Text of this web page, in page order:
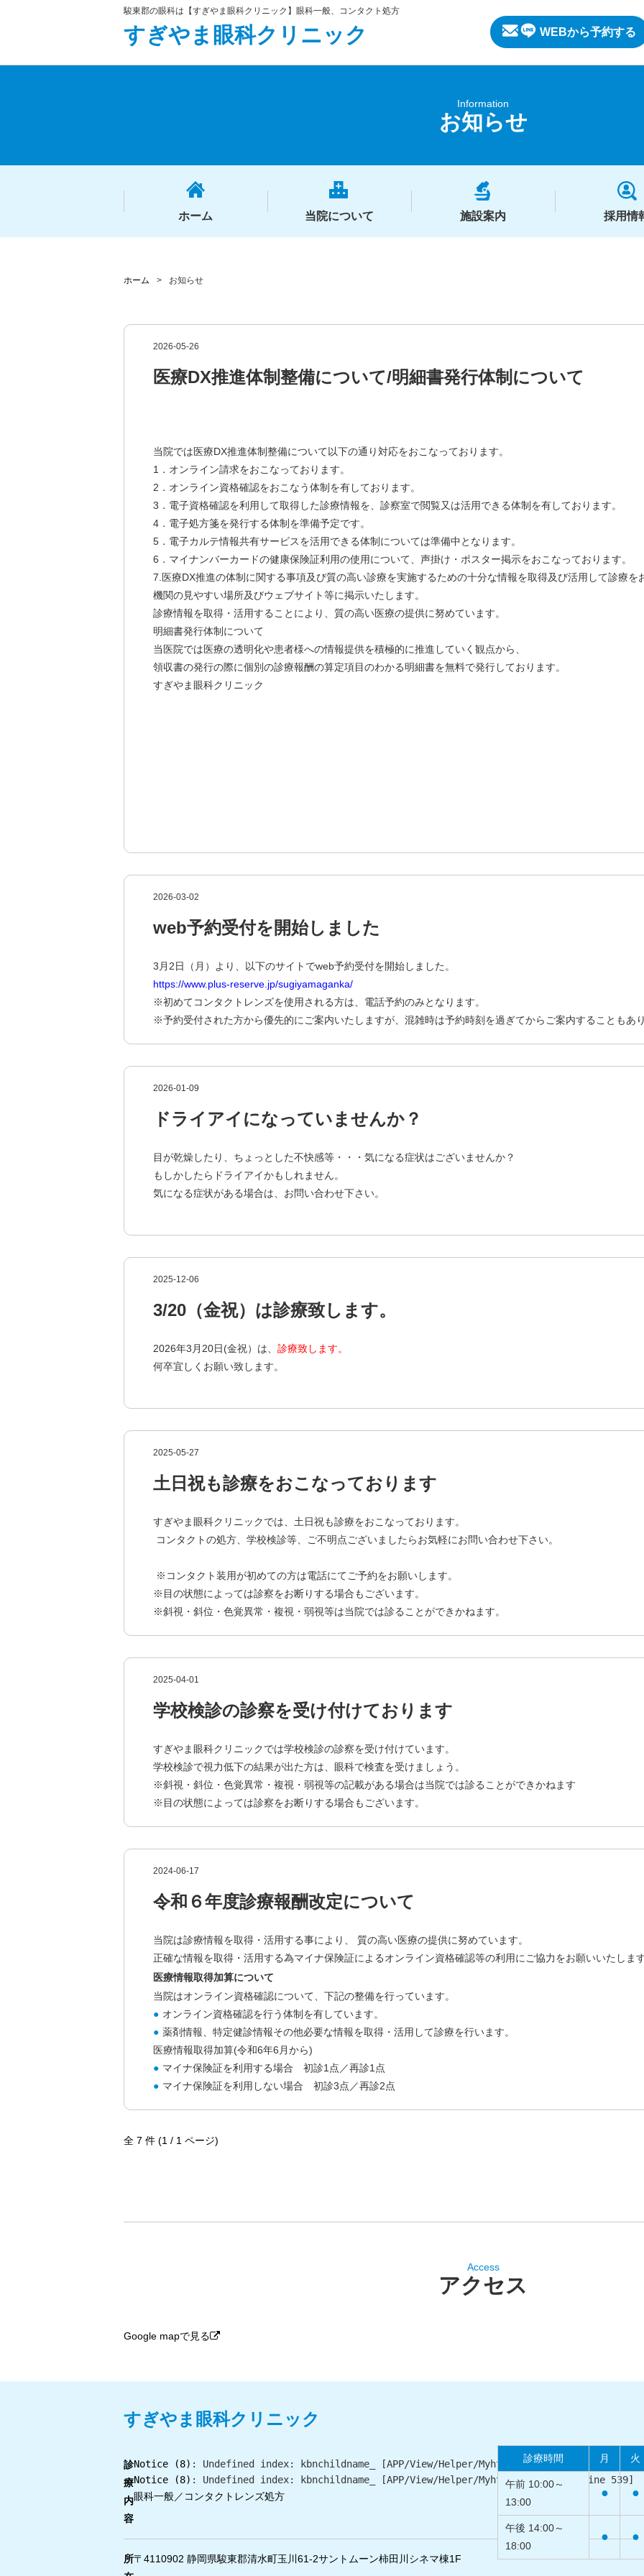
駿東郡の眼科は【すぎやま眼科クリニック】眼科一般、コンタクト処方
すぎやま眼科クリニック WEBから予約する
Information
お知らせ
ホーム 当院について 施設案内 採用情
ホーム > お知らせ
2026-05-26
医療DX推進体制整備について/明細書発行体制について
当院では医療DX推進体制整備について以下の通り対応をおこなっております。
1．オンライン請求をおこなっております。
2．オンライン資格確認をおこなう体制を有しております。
3．電子資格確認を利用して取得した診療情報を、診察室で閲覧又は活用できる体制を有しております。
4．電子処方箋を発行する体制を準備予定です。
5．電子カルテ情報共有サービスを活用できる体制については準備中となります。
6．マイナンバーカードの健康保険証利用の使用について、声掛け・ポスター掲示をおこなっております。
7.医療DX推進の体制に関する事項及び質の高い診療を実施するための十分な情報を取得及び活用して診療
機関の見やすい場所及びウェブサイト等に掲示いたします。
診療情報を取得・活用することにより、質の高い医療の提供に努めています。
明細書発行体制について
当医院では医療の透明化や患者様への情報提供を積極的に推進していく観点から、
領収書の発行の際に個別の診療報酬の算定項目のわかる明細書を無料で発行しております。
すぎやま眼科クリニ
2026-03-02
web予約受付を開始しました
3月2日（月）より、以下のサイトでweb予約受付を開始しました。
https://www.plus-reserve.jp/sugiyamaganka/
※初めてコンタクトレンズを使用される方は、電話予約のみとなります。
※予約受付された方から優先的にご案内いたしますが、混雑時は予約時刻を過ぎてからご案内することもあ
2026-01-09
ドライアイになっていませんか？
目が乾燥したり、ちょっとした不快感等・・・気になる症状はございませんか？
もしかしたらドライアイかもしれません。
気になる症状がある場合は、お問い合わせ下さい。
2025-12-06
3/20（金祝）は診療致します。
2026年3月20日(金祝）は、 診療致します。
何卒宜しくお願い致します。
2025-05-27
土日祝も診療をおこなっております
すぎやま眼科クリニックでは、土日祝も診療をおこなっております。
コンタクトの処方、学校検診等、ご不明点ございましたらお気軽にお問い合わせ下さい。
※コンタクト装用が初めての方は電話にてご予約をお願いします。
※目の状態によっては診察をお断りする場合もございます。
※斜視・斜位・色覚異常・複視・弱視等は当院では診ることができかねます。
2025-04-01
学校検診の診察を受け付けております
すぎやま眼科クリニックでは学校検診の診察を受け付けています。
学校検診で視力低下の結果が出た方は、眼科で検査を受けましょう。
※斜視・斜位・色覚異常・複視・弱視等の記載がある場合は当院では診ることができかねます
※目の状態によっては診察をお断りする場合もございます。
2024-06-17
令和６年度診療報酬改定について
当院は診療情報を取得・活用する事により、 質の高い医療の提供に努めています。
正確な情報を取得・活用する為マイナ保険証によるオンライン資格確認等の利用にご協力をお願いいたしま
医療情報取得加算について
当院はオンライン資格確認について、下記の整備を行っています。
オンライン資格確認を行う体制を有しています。
薬剤情報、特定健診情報その他必要な情報を取得・活用して診療を行います。
医療情報取得加算(令和6年6月から)
マイナ保険証を利用する場合 初診1点／再診1点
マイナ保険証を利用しない場合 初診3点／再診2点
全 7 件 (1 / 1 ページ)
Access
アクセス
Google mapで見る
すぎやま眼科クリニック
診
療
内
容
Notice (8) : Undefined index: kbnchildname_ [APP/View/Helper/MyhtmlHelper.php , line
]
Notice (8) : Undefined index: kbnchildname_ [APP/View/Helper/MyhtmlHelper.php , line 539]
眼科一般／コンタクトレンズ処方
所〒4110902 静岡県駿東郡清水町玉川61-2サントムーン柿田川シネマ棟1F
診療時間 月 火
午前 10:00～
13:00
● ●
午後 14:00～
18:00
● ●